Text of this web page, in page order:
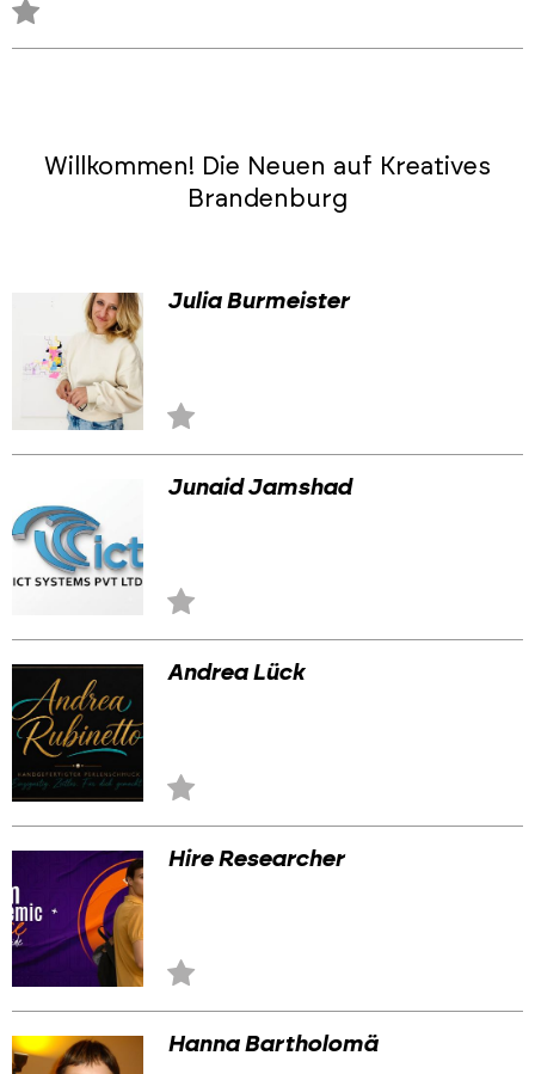
Zu
Willkommen! Die Neuen auf Kreatives
Brandenburg
Julia Burmeister
Zu
hinzufügen
Junaid Jamshad
Zu
hinzufügen
Andrea Lück
Zu
hinzufügen
Hire Researcher
Zu
hinzufügen
Hanna Bartholomä